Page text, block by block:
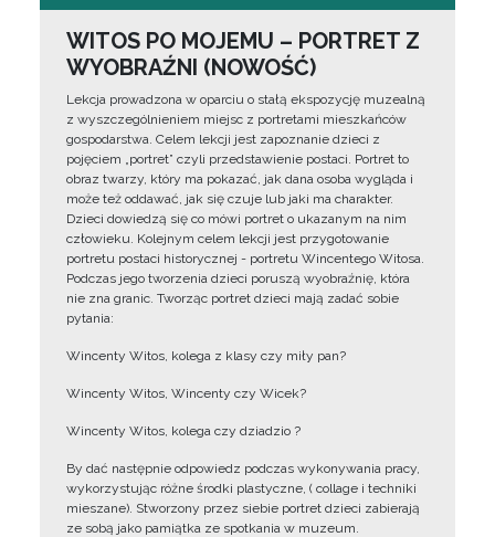
WITOS PO MOJEMU – PORTRET Z
WYOBRAŹNI (NOWOŚĆ)
Lekcja prowadzona w oparciu o stałą ekspozycję muzealną
z wyszczególnieniem miejsc z portretami mieszkańców
gospodarstwa. Celem lekcji jest zapoznanie dzieci z
pojęciem „portret” czyli przedstawienie postaci. Portret to
obraz twarzy, który ma pokazać, jak dana osoba wygląda i
może też oddawać, jak się czuje lub jaki ma charakter.
Dzieci dowiedzą się co mówi portret o ukazanym na nim
człowieku. Kolejnym celem lekcji jest przygotowanie
portretu postaci historycznej - portretu Wincentego Witosa.
Podczas jego tworzenia dzieci poruszą wyobraźnię, która
nie zna granic. Tworząc portret dzieci mają zadać sobie
pytania:
Wincenty Witos, kolega z klasy czy miły pan?
Wincenty Witos, Wincenty czy Wicek?
Wincenty Witos, kolega czy dziadzio ?
By dać następnie odpowiedz podczas wykonywania pracy,
wykorzystując różne środki plastyczne, ( collage i techniki
mieszane). Stworzony przez siebie portret dzieci zabierają
ze sobą jako pamiątka ze spotkania w muzeum.